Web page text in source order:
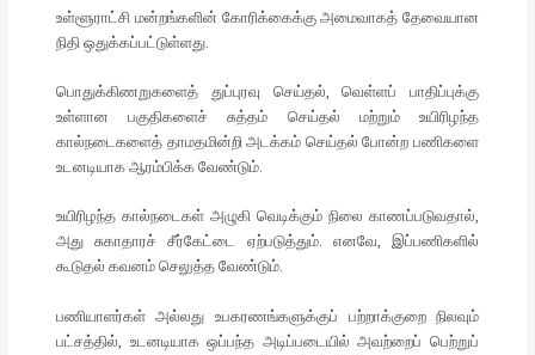
உள்ளூராட்சி மன்றங்களின் கோரிக்கைக்கு அமைவாகத் தேவையான
நிதி ஒதுக்கப்பட்டுள்ளது.
பொதுக்கிணறுகளைத் துப்புரவு செய்தல், வெள்ளப் பாதிப்புக்கு
உள்ளான பகுதிகளைச் சுத்தம் செய்தல் மற்றும் உயிரிழந்த
கால்நடைகளைத் தாமதமின்றி அடக்கம் செய்தல் போன்ற பணிகளை
உடனடியாக ஆரம்பிக்க வேண்டும்.
உயிரிழந்த கால்நடைகள் அழுகி வெடிக்கும் நிலை காணப்படுவதால்,
அது சுகாதாரச் சீர்கேட்டை ஏற்படுத்தும். எனவே, இப்பணிகளில்
கூடுதல் கவனம் செலுத்த வேண்டும்.
பணியாளர்கள் அல்லது உபகரணங்களுக்குப் பற்றாக்குறை நிலவும்
பட்சத்தில், உடனடியாக ஒப்பந்த அடிப்படையில் அவற்றைப் பெற்றுப்